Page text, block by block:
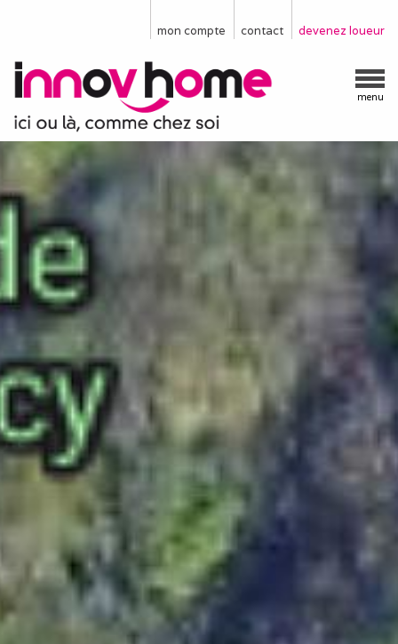
devenez loueur
contact
mon compte
menu